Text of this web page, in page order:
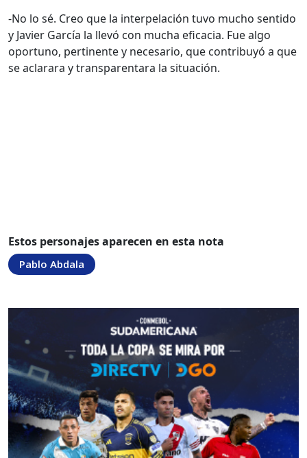
-No lo sé. Creo que la interpelación tuvo mucho sentido
y Javier García la llevó con mucha eficacia. Fue algo
oportuno, pertinente y necesario, que contribuyó a que
se aclarara y transparentara la situación.
Estos personajes aparecen en esta nota
Pablo Abdala